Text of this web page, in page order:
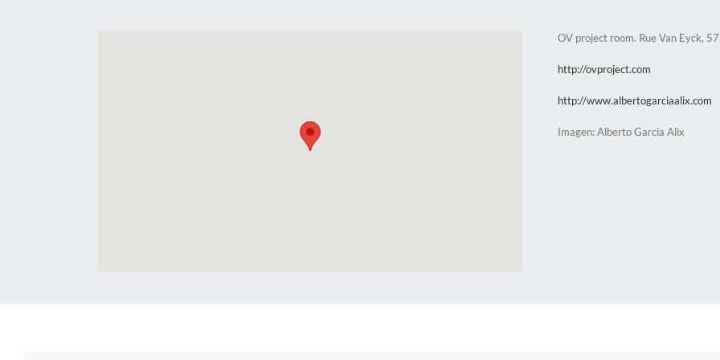
OV project room. Rue Van Eyck,
http://ovproject.com
http://www.albertogarciaalix.com
Imagen: Alberto Garcia Alix